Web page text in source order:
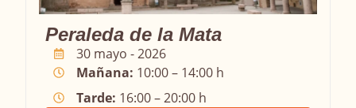
Peraleda de la Mata
30 mayo - 2026
Mañana: 10:00 – 14:00 h
Tarde: 16:00 – 20:00 h